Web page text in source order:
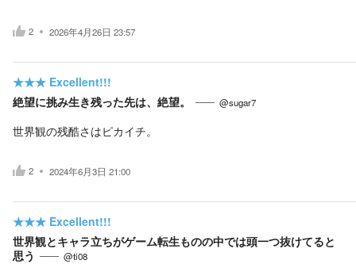
2 2026年4月26日 23:57
★★★ Excellent!!!
絶望に挑み生き残った先は、絶望。
@sugar7
世界観の残酷さはピカイチ。
2 2024年6月3日 21:00
★★★ Excellent!!!
世界観とキャラ立ちがゲーム転生ものの中では頭一つ抜けてると
思う
@ti08